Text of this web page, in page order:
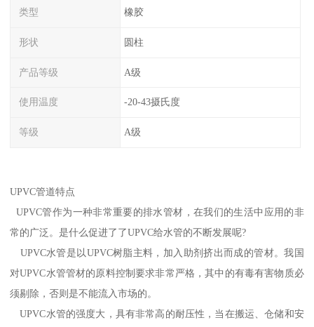
类型 橡胶
形状 圆柱
产品等级 A级
使用温度 -20-43摄氏度
等级 A级
UPVC管道特点
UPVC管作为一种非常重要的排水管材，在我们的生活中应用的非
常的广泛。是什么促进了了UPVC给水管的不断发展呢?
UPVC水管是以UPVC树脂主料，加入助剂挤出而成的管材。我国
对UPVC水管管材的原料控制要求非常严格，其中的有毒有害物质必
须剔除，否则是不能流入市场的。
UPVC水管的强度大，具有非常高的耐压性，当在搬运、仓储和安